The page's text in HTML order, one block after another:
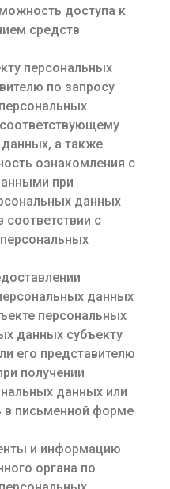
доступа к
средств
персональных
по запросу
а также
ознакомления с
при
данных
соответствии с
данных
персональных
данных субъекту
его представителю
получении
данных или
в письменной форме
и информацию
органа по